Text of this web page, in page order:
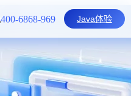
400-6868-969 Java体验